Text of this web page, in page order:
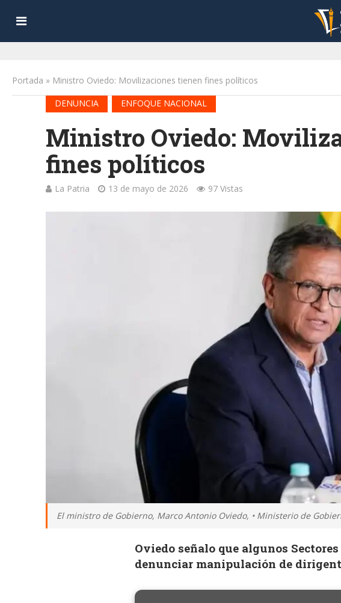
Portada » Ministro Oviedo: Movilizaciones tienen fines políticos
DENUNCIA
ENFOQUE NACIONAL
Ministro Oviedo:
fines políticos
La Patria 13 de mayo de 2026 97 Vistas
El ministro de Gobierno, Marco Antonio Oviedo, • Ministerio de
Oviedo señalo que algunos
denunciar manipulación de